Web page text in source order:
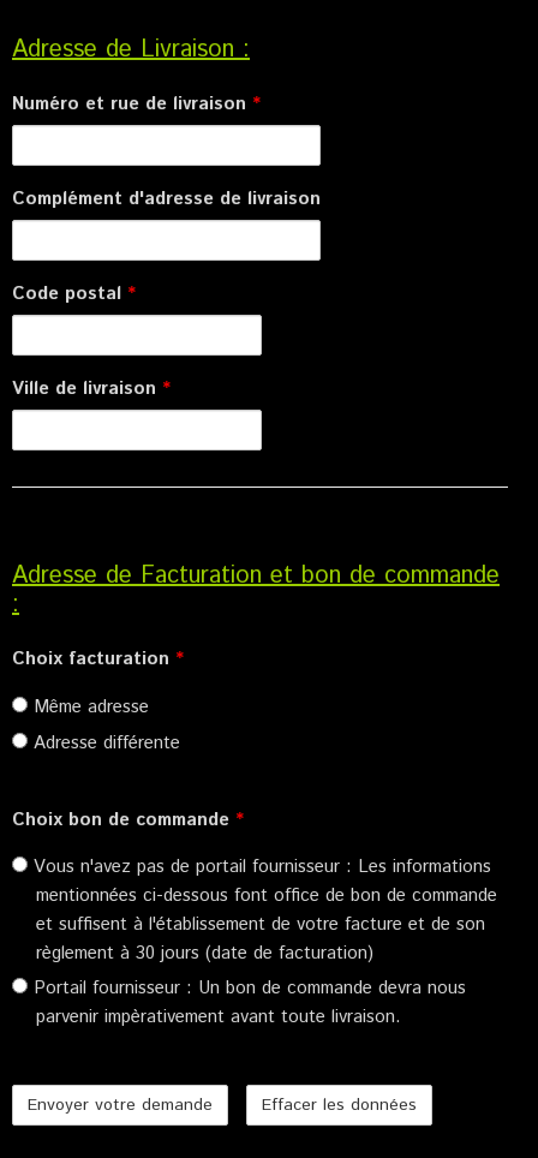
Adresse de Livraison :
Numéro et rue de livraison *
Complément d'adresse de livraison
Code postal *
Ville de livraison *
Adresse de Facturation et bon de commande
:
Choix facturation *
Même adresse
Adresse différente
Choix bon de commande *
Vous n'avez pas de portail fournisseur : Les informations
mentionnées ci-dessous font office de bon de commande
et suffisent à l'établissement de votre facture et de son
règlement à 30 jours (date de facturation)
Portail fournisseur : Un bon de commande devra nous
parvenir impèrativement avant toute livraison.